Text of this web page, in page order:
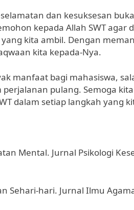
dan kesuksesan
kepada Allah SWT agar
kita ambil. Dengan
kita kepada-Nya.
manfaat bagi mahasiswa,
pulang. Semoga
dalam setiap langkah yang
Mental. Jurnal Psikologi
Sehari-hari. Jurnal Ilmu